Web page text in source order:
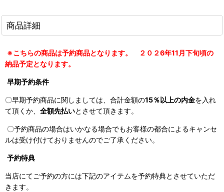
商品詳細
※こちらの商品は予約商品となります。 ２０２6年11月下旬頃の
納品予定となります。
早期予約条件
〇早期予約商品に関しましては、合計金額の15％以上の内金を入れ
て頂くか、 全額先払いとさせて頂きます。
〇予約商品の場合はいかなる場合でもお客様の都合によるキャンセ
ルは受け付けておりませんのでご了承ください。
予約特典
当店にてご予約の方には下記のアイテムを予約特典とさせていただ
きます。